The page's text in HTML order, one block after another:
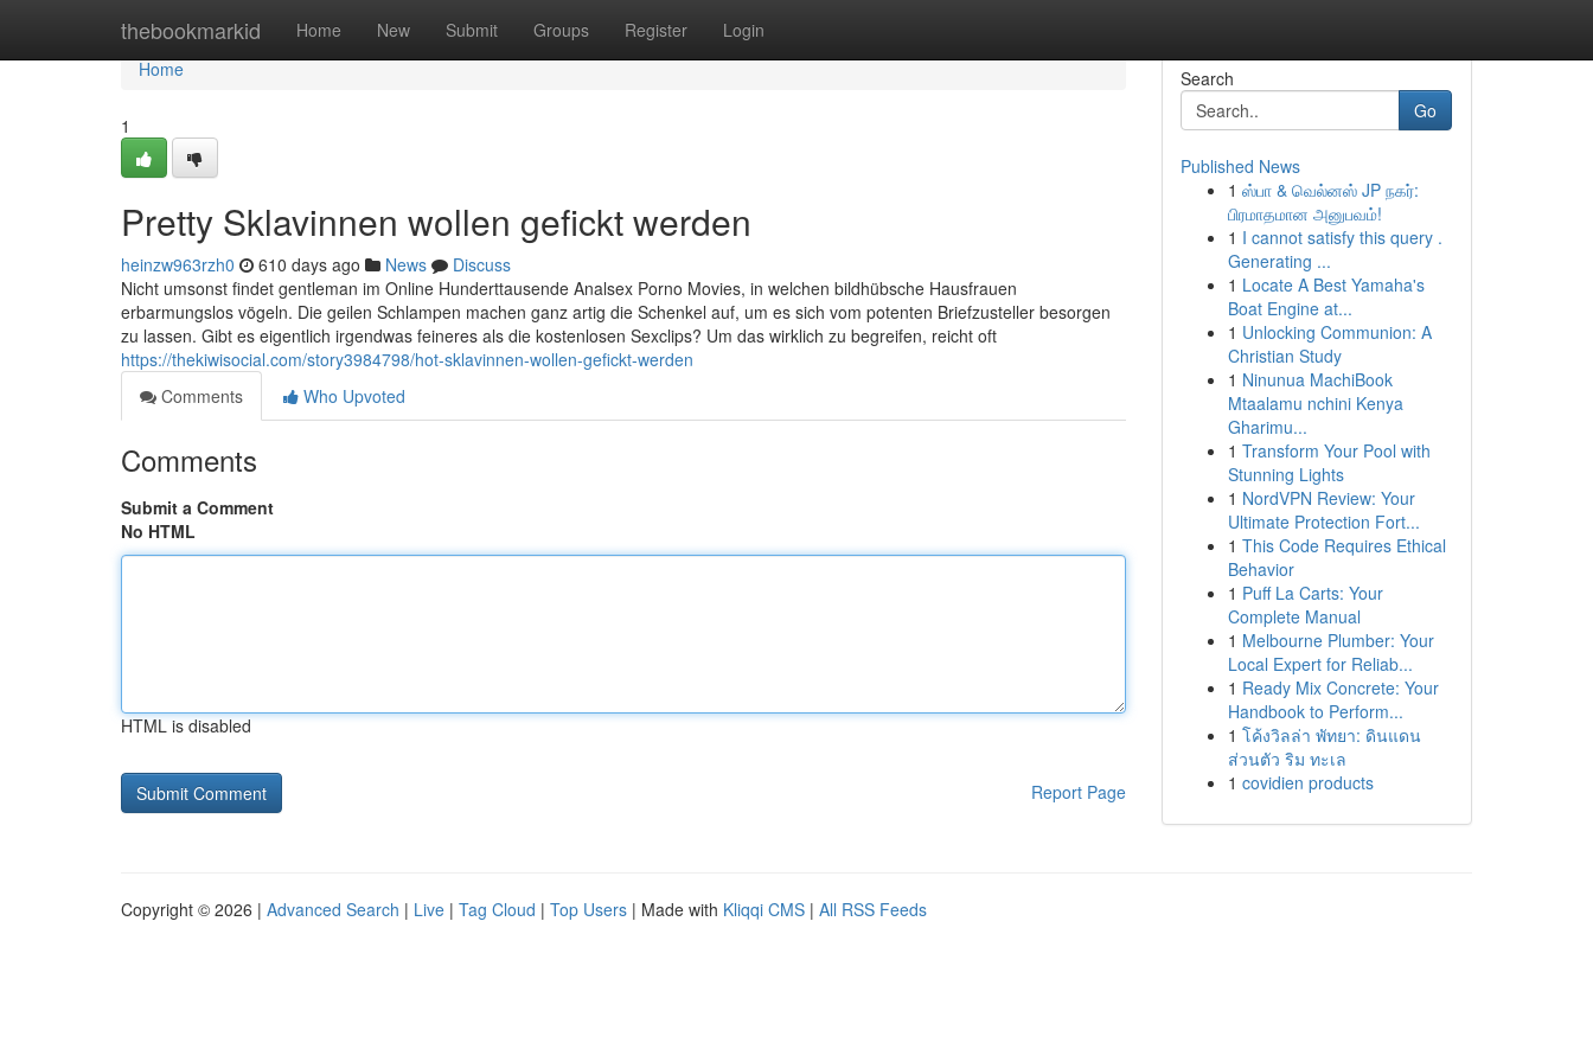
thebookmarkid Home New Submit Groups Register Login
Home
Home
1
Pretty Sklavinnen wollen gefickt werden
heinzw963rzh0 610 days ago News
Discuss
Nicht umsonst findet gentleman im Online Hunderttausende Analsex Porno Movies, in welchen bildhübsche Hausfrauen
erbarmungslos vögeln. Die geilen Schlampen machen ganz artig die Schenkel auf, um es sich vom potenten Briefzusteller besorgen
zu lassen. Gibt es eigentlich irgendwas feineres als die kostenlosen Sexclips? Um das wirklich zu begreifen, reicht oft
https://thekiwisocial.com/story3984798/hot-sklavinnen-wollen-gefickt-werden
Comments
Who Upvoted
Comments
Submit a Comment
No HTML
HTML is disabled
Report Page
Search
Go
Published News
1 ஸ்பா & வெல்னஸ் JP நகர்:
பிரமாதமான அனுபவம்!
1 I cannot satisfy this query .
Generating ...
1 Locate A Best Yamaha's
Boat Engine at...
1 Unlocking Communion: A
Christian Study
1 Ninunua MachiBook
Mtaalamu nchini Kenya
Gharimu...
1 Transform Your Pool with
Stunning Lights
1 NordVPN Review: Your
Ultimate Protection Fort...
1 This Code Requires Ethical
Behavior
1 Puff La Carts: Your
Complete Manual
1 Melbourne Plumber: Your
Local Expert for Reliab...
1 Ready Mix Concrete: Your
Handbook to Perform...
1 โค้งวิลล่า พัทยา: ดินแดน
ส่วนตัว ริม ทะเล
1 covidien products
Copyright © 2026 | Advanced Search | Live | Tag Cloud | Top Users | Made with Kliqqi CMS | All RSS Feeds